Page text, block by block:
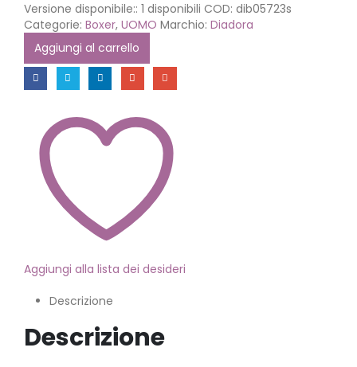
Versione disponibile:: 1 disponibili COD: dib05723s
Categorie: Boxer, UOMO Marchio: Diadora
Aggiungi al carrello
Aggiungi alla lista dei desideri
Descrizione
Descrizione